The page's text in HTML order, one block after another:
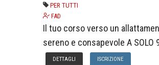
PER TUTTI
FAD
Il tuo corso verso un
sereno e consapevole A SOLO
DETTAGLI ISCRIZIONE